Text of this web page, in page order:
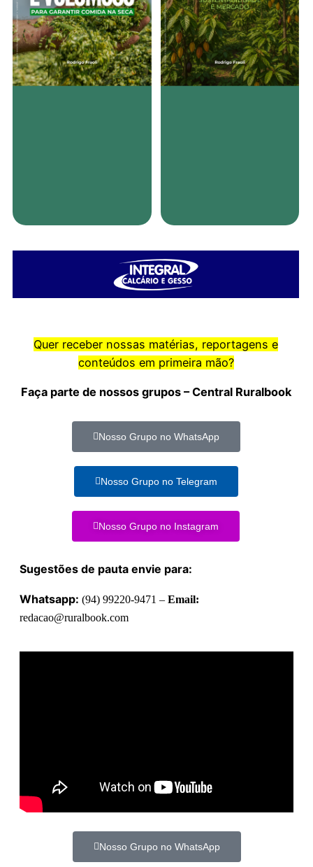
Quer receber nossas matérias, reportagens e
conteúdos em primeira mão?
Faça parte de nossos grupos – Central Ruralbook
Nosso Grupo no WhatsApp
Nosso Grupo no Telegram
Nosso Grupo no Instagram
Sugestões de pauta envie para:
Whatsapp: (94) 99220-9471 – Email:
redacao@ruralbook.com
Nosso Grupo no WhatsApp